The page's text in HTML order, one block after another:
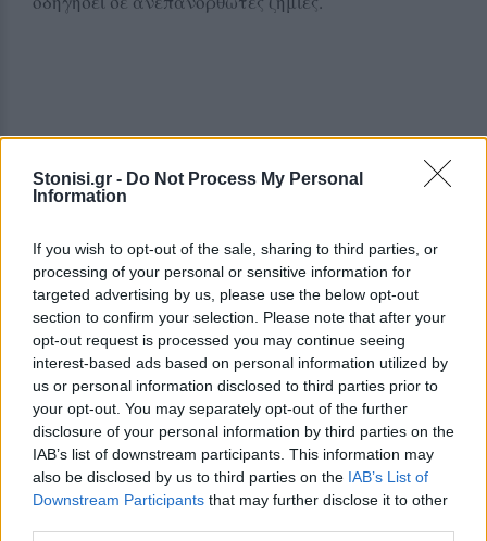
Stonisi.gr - Do Not Process My Personal
Information
If you wish to opt-out of the sale, sharing to third parties, or
processing of your personal or sensitive information for
targeted advertising by us, please use the below opt-out
section to confirm your selection. Please note that after your
opt-out request is processed you may continue seeing
interest-based ads based on personal information utilized by
us or personal information disclosed to third parties prior to
your opt-out. You may separately opt-out of the further
disclosure of your personal information by third parties on the
IAB’s list of downstream participants. This information may
also be disclosed by us to third parties on the IAB’s List of
Downstream Participants that may further disclose it to other
Δείτε περισσότερα άρθρα μας στα αποτελέσματα
αναζήτησης
Add stonisi.gr on Google ↗